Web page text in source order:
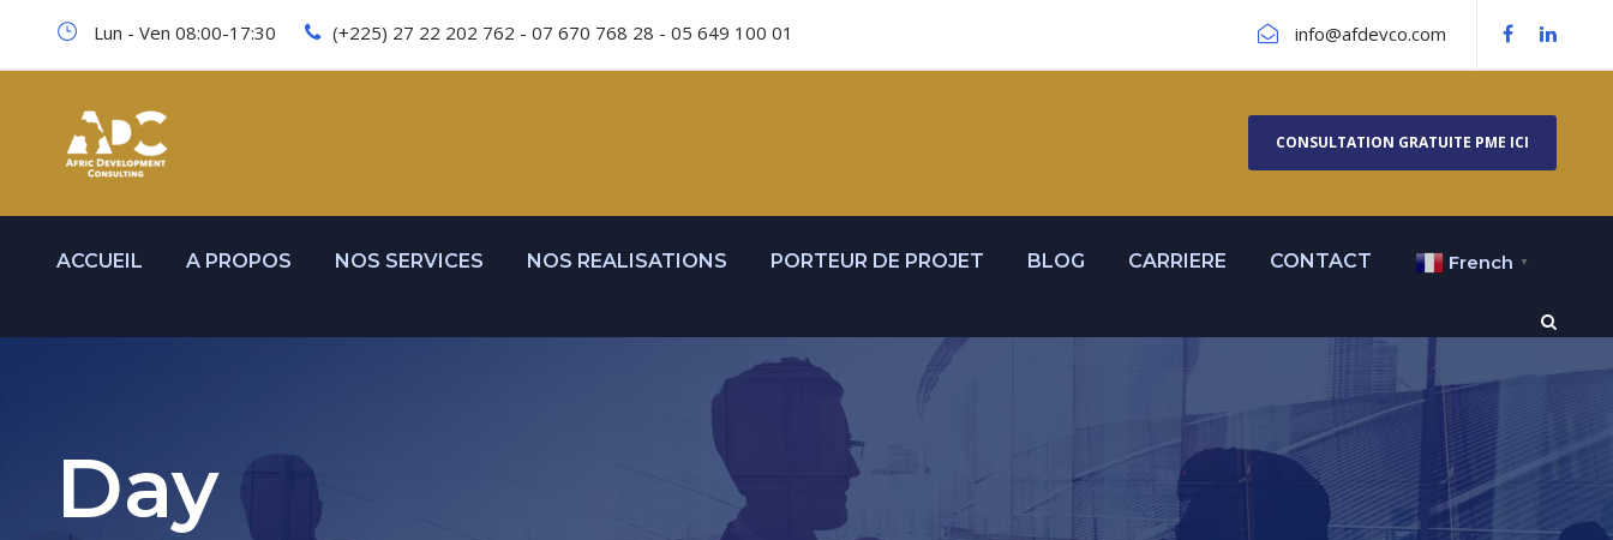
Lun - Ven 08:00-17:30 (+225) 27 22 202 762 - 07 670 768 28 - 05 649 100 01 info@afdevco.com
CONSULTATION GRATUITE PME ICI
ACCUEIL A PROPOS NOS SERVICES NOS REALISATIONS PORTEUR DE PROJET BLOG CARRIERE CONTACT French ▼
Day